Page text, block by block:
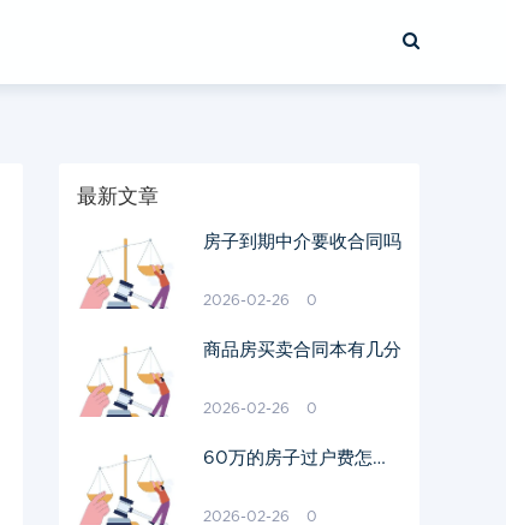
最新文章
房子到期中介要收合同吗
2026-02-26 0
商品房买卖合同本有几分
2026-02-26 0
60万的房子过户费怎么
2026-02-26 0